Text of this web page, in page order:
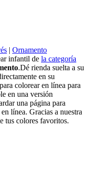
| Ornamento
infantil de la categoría
.Dé rienda suelta a su
en su
colorear en línea para
en una versión
una página para
línea. Gracias a nuestra
tus colores favoritos.